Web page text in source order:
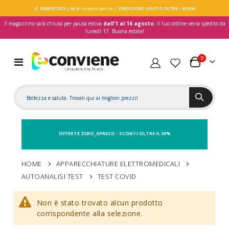
0498597472| 5€ di sconto per te| SPEDIZIONE GRATIS OLTRE I 49,90€
Il magazzino sarà chiuso per pausa estiva dall'1 al 16 agosto. Il tuo ordine verrà spedito da
lunedì 17. Buona estate!
Toggle
Nav
Carrello
0elementi
OFFERTE ZERO_SPRECO - SCONTI OLTRE IL 50%
HOME
APPARECCHIATURE ELETTROMEDICALI
AUTOANALISI TEST
TEST COVID
Non è stato trovato alcun prodotto
corrispondente alla selezione.